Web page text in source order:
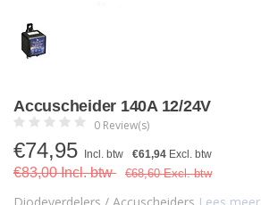
Accuscheider 140A 12/24V
0 Review(s)
€74,95 Incl. btw €61,94 Excl. btw
€83,00 Incl. btw €68,60 Excl. btw